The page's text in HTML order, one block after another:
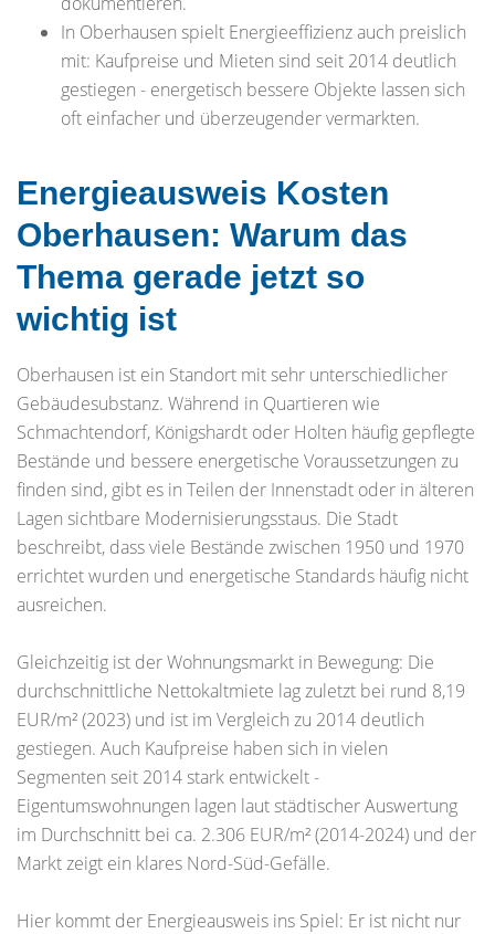
In Oberhausen spielt Energieeffizienz auch preislich
mit: Kaufpreise und Mieten sind seit 2014 deutlich
gestiegen - energetisch bessere Objekte lassen sich
oft einfacher und überzeugender vermarkten.
Energieausweis Kosten
Oberhausen: Warum das
Thema gerade jetzt so
wichtig ist
Oberhausen ist ein Standort mit sehr unterschiedlicher
Gebäudesubstanz. Während in Quartieren wie
Schmachtendorf, Königshardt oder Holten häufig gepflegte
Bestände und bessere energetische Voraussetzungen zu
finden sind, gibt es in Teilen der Innenstadt oder in älteren
Lagen sichtbare Modernisierungsstaus. Die Stadt
beschreibt, dass viele Bestände zwischen 1950 und 1970
errichtet wurden und energetische Standards häufig nicht
ausreichen.
Gleichzeitig ist der Wohnungsmarkt in Bewegung: Die
durchschnittliche Nettokaltmiete lag zuletzt bei rund 8,19
EUR/m² (2023) und ist im Vergleich zu 2014 deutlich
gestiegen. Auch Kaufpreise haben sich in vielen
Segmenten seit 2014 stark entwickelt -
Eigentumswohnungen lagen laut städtischer Auswertung
im Durchschnitt bei ca. 2.306 EUR/m² (2014-2024) und der
Markt zeigt ein klares Nord-Süd-Gefälle.
Hier kommt der Energieausweis ins Spiel: Er ist nicht nur